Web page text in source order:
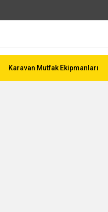
Karavan Mutfak Ekipmanları